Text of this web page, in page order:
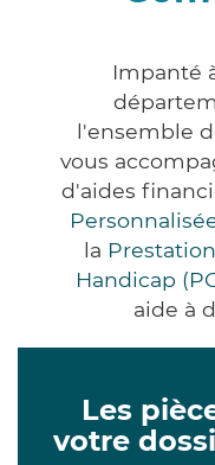
Impanté
l'ensemble
vous
d'aides
la
Handicap
aide à
Les
votre